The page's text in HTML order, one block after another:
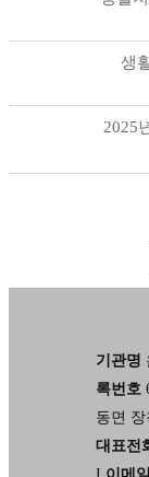
생
2025
기관명
록번호
동면 장
대표전